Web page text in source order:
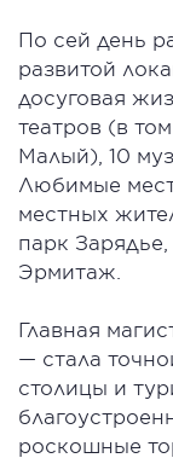
По сей день
развитой
досуговая
театров (в
Малый), 10
Любимые
местных
парк
Эрмитаж.
Главная
— стала
столицы и
роскошные